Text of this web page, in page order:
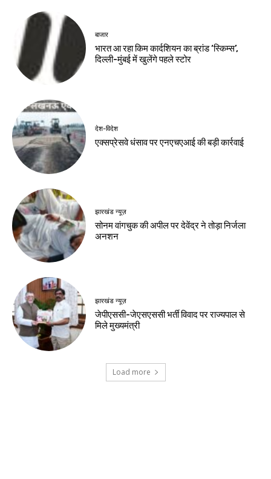
बाजार
भारत आ रहा किम कार्दशियन का ब्रांड ‘स्किम्स’,
दिल्ली-मुंबई में खुलेंगे पहले स्टोर
देश-विदेश
एक्सप्रेसवे धंसाव पर एनएचएआई की बड़ी कार्रवाई
झारखंड न्यूज़
सोनम वांगचुक की अपील पर देवेंद्र ने तोड़ा निर्जला
अनशन
झारखंड न्यूज़
जेपीएससी-जेएसएससी भर्ती विवाद पर राज्यपाल से
मिले मुख्यमंत्री
Load more